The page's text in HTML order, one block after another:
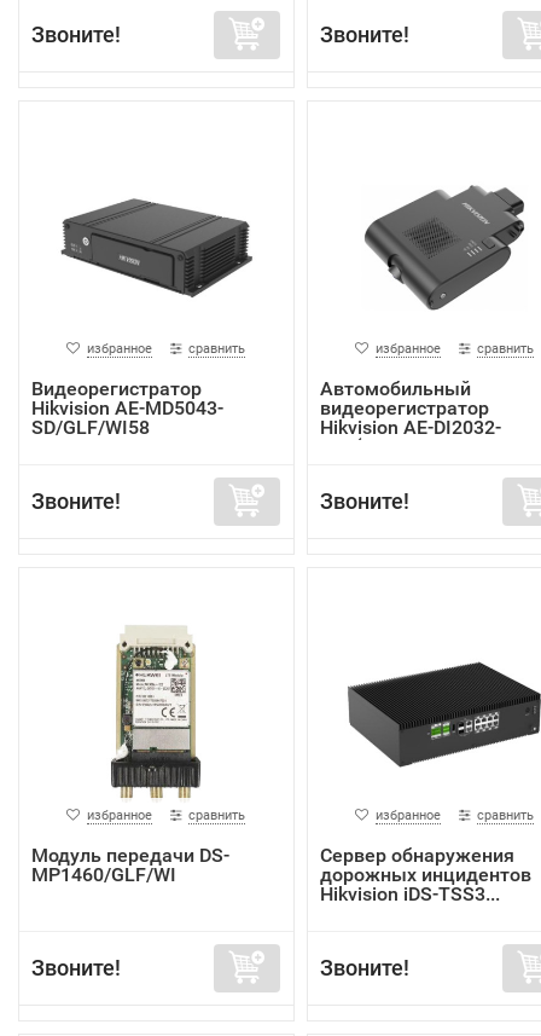
Звоните! Звоните!
избранное сравнить
Видеорегистратор
Hikvision AE-MD5043-
SD/GLF/WI58
Звоните!
избранное сравнить
Автомобильный
видеорегистратор
Hikvision AE-DI2032-
G40(In...
Звоните!
избранное сравнить
Модуль передачи DS-
MP1460/GLF/WI
Звоните!
избранное сравнить
Сервер обнаружения
дорожных инцидентов
Hikvision iDS-TSS3...
Звоните!